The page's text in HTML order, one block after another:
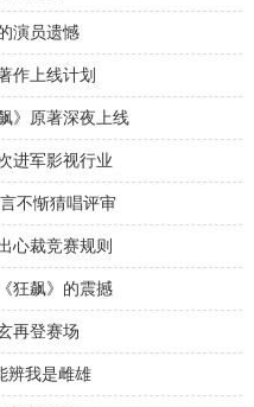
演员遗憾
作上线计划
》原著深夜上线
进军影视行业
不惭猜唱评审
心裁竞赛规则
狂飙》的震撼
再登赛场
辨我是雌雄